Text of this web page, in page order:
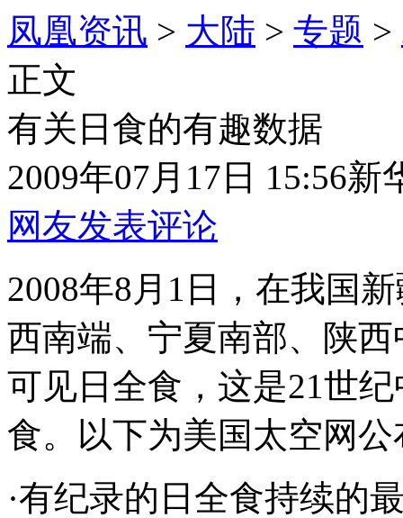
凤凰资讯 > 大陆 > 专题 >
正文
有关日食的有趣数据
2009年07月17日 15:56新
网友发表评论
2008年8月1日，在我国
西南端、宁夏南部、陕
可见日全食，这是21世
食。以下为美国太空网
·有纪录的日全食持续的